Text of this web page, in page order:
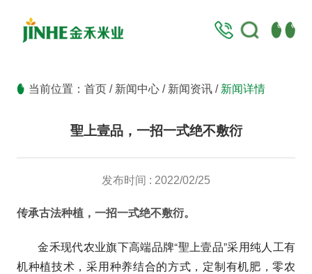
当前位置： 首页/ 新闻中心/ 新闻资讯/ 新闻详情
聖上壹品，一招一式绝不敷衍
发布时间 : 2022/02/25
传承古法种植，一招一式绝不敷衍。
金禾现代农业旗下高端品牌“聖上壹品”采用纯人工有
机种植技术，采用种养结合的方式，定制有机肥，零农